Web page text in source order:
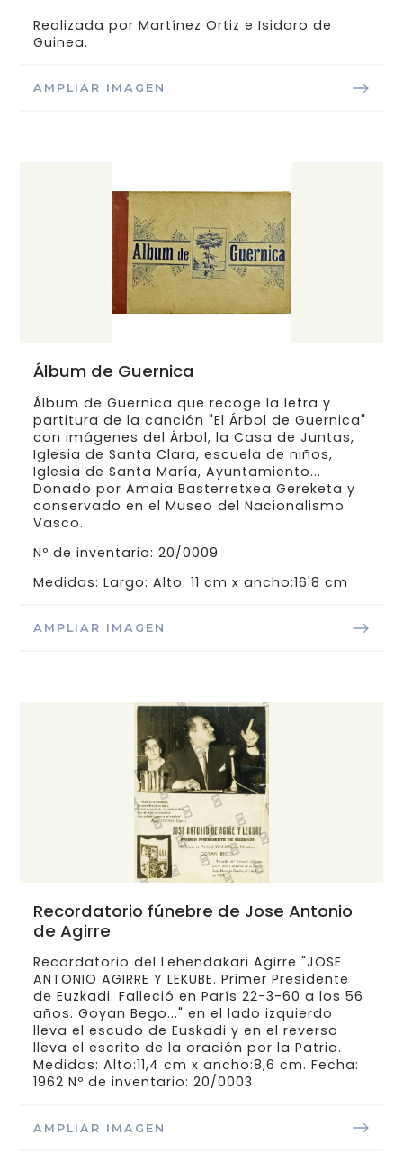
Realizada por Martínez Ortiz e Isidoro de
Guinea.
AMPLIAR IMAGEN
Álbum de Guernica
Álbum de Guernica que recoge la letra y
partitura de la canción "El Árbol de Guernica"
con imágenes del Árbol, la Casa de Juntas,
Iglesia de Santa Clara, escuela de niños,
Iglesia de Santa María, Ayuntamiento...
Donado por Amaia Basterretxea Gereketa y
conservado en el Museo del Nacionalismo
Vasco.
Nº de inventario: 20/0009
Medidas: Largo: Alto: 11 cm x ancho:16'8 cm
AMPLIAR IMAGEN
Recordatorio fúnebre de Jose Antonio
de Agirre
Recordatorio del Lehendakari Agirre "JOSE
ANTONIO AGIRRE Y LEKUBE. Primer Presidente
de Euzkadi. Falleció en París 22-3-60 a los 56
años. Goyan Bego..." en el lado izquierdo
lleva el escudo de Euskadi y en el reverso
lleva el escrito de la oración por la Patria.
Medidas: Alto:11,4 cm x ancho:8,6 cm. Fecha:
1962 Nº de inventario: 20/0003
AMPLIAR IMAGEN